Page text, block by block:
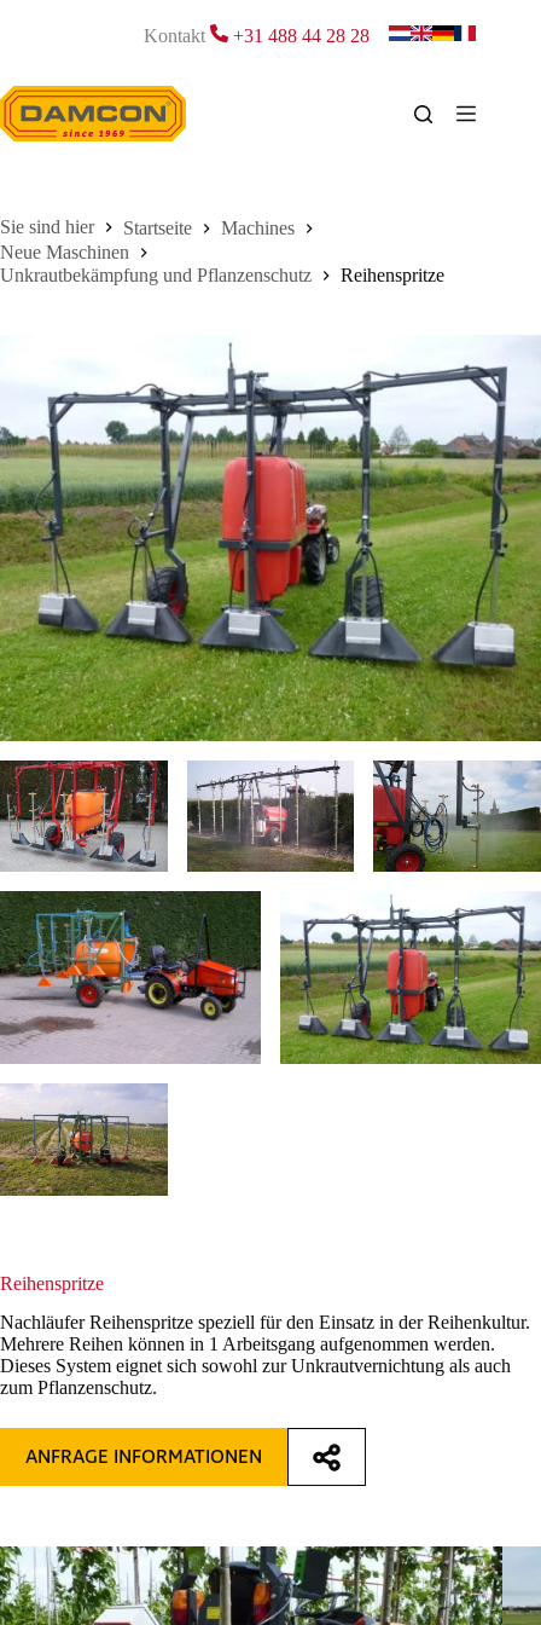
Kontakt +31 488 44 28 28
Startseite
Machines
Neue Maschinen
Unkrautbekämpfung und Pflanzenschutz
Reihenspritze
Reihenspritze
Nachläufer Reihenspritze speziell für den Einsatz in der Reihenkultur.
Mehrere Reihen können in 1 Arbeitsgang aufgenommen werden.
Dieses System eignet sich sowohl zur Unkrautvernichtung als auch
zum Pflanzenschutz.
ANFRAGE INFORMATIONEN